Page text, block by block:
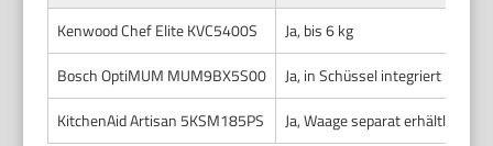
Kenwood Chef Elite KVC5400S
Ja, bis 6 kg
Bosch OptiMUM MUM9BX5S00
Ja, in Schüssel integriert
KitchenAid Artisan 5KSM185PS
Ja, Waage separat erhältlich